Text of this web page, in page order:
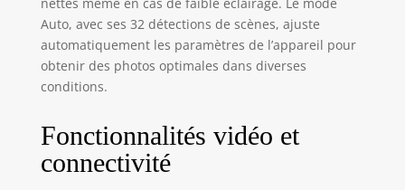
son utilisation,
avec un
commutateur pour
utiliser le zoom
lancer
l'enregistrement
nettes même en cas de faible éclairage. Le mode
Auto, avec ses 32 détections de scènes, ajuste
automatiquement les paramètres de l’appareil pour
obtenir des photos optimales dans diverses
conditions.
Fonctionnalités vidéo et
connectivité